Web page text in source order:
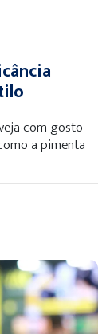
com gosto
a pimenta